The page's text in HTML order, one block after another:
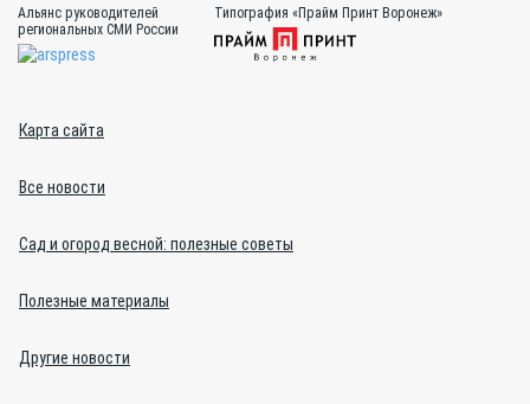
Альянс руководителей
региональных СМИ России
Типография «Прайм Принт Воронеж»
Карта сайта
Все новости
Сад и огород весной: полезные советы
Полезные материалы
Другие новости